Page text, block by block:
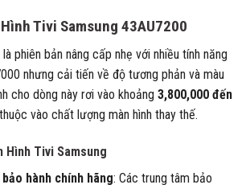
Tivi Samsung 43AU7200
phiên bản nâng cấp nhẹ với nhiều tính năng
nhưng cải tiến về độ tương phản và màu
cho dòng này rơi vào khoảng 3,800,000 đến
vào chất lượng màn hình thay thế.
Hình Tivi Samsung
hành chính hãng: Các trung tâm bảo